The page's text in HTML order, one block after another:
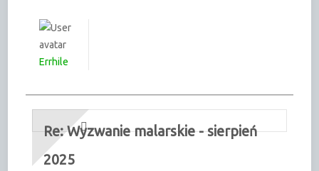
Errhile
Re: Wyzwanie malarskie - sierpień
2025